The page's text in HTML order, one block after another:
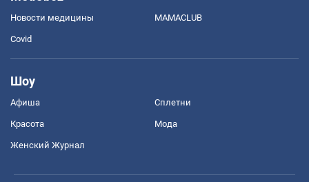
Новости медицины MAMACLUB
Covid
Шоу
Афиша Сплетни
Красота Мода
Женский Журнал